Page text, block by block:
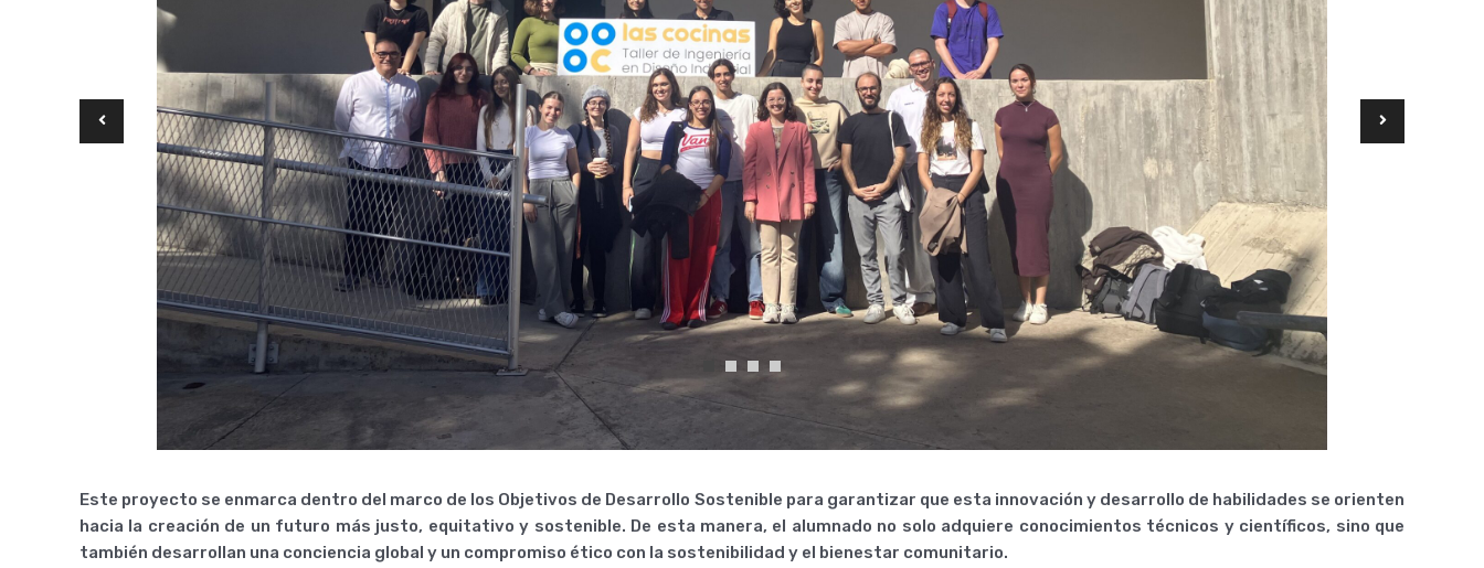
Este proyecto se enmarca dentro del marco de los Objetivos de Desarrollo Sostenible para garantizar que esta innovación y desarrollo de habilidades se orienten
hacia la creación de un futuro más justo, equitativo y sostenible. De esta manera, el alumnado no solo adquiere conocimientos técnicos y científicos, sino que
también desarrollan una conciencia global y un compromiso ético con la sostenibilidad y el bienestar comunitario.